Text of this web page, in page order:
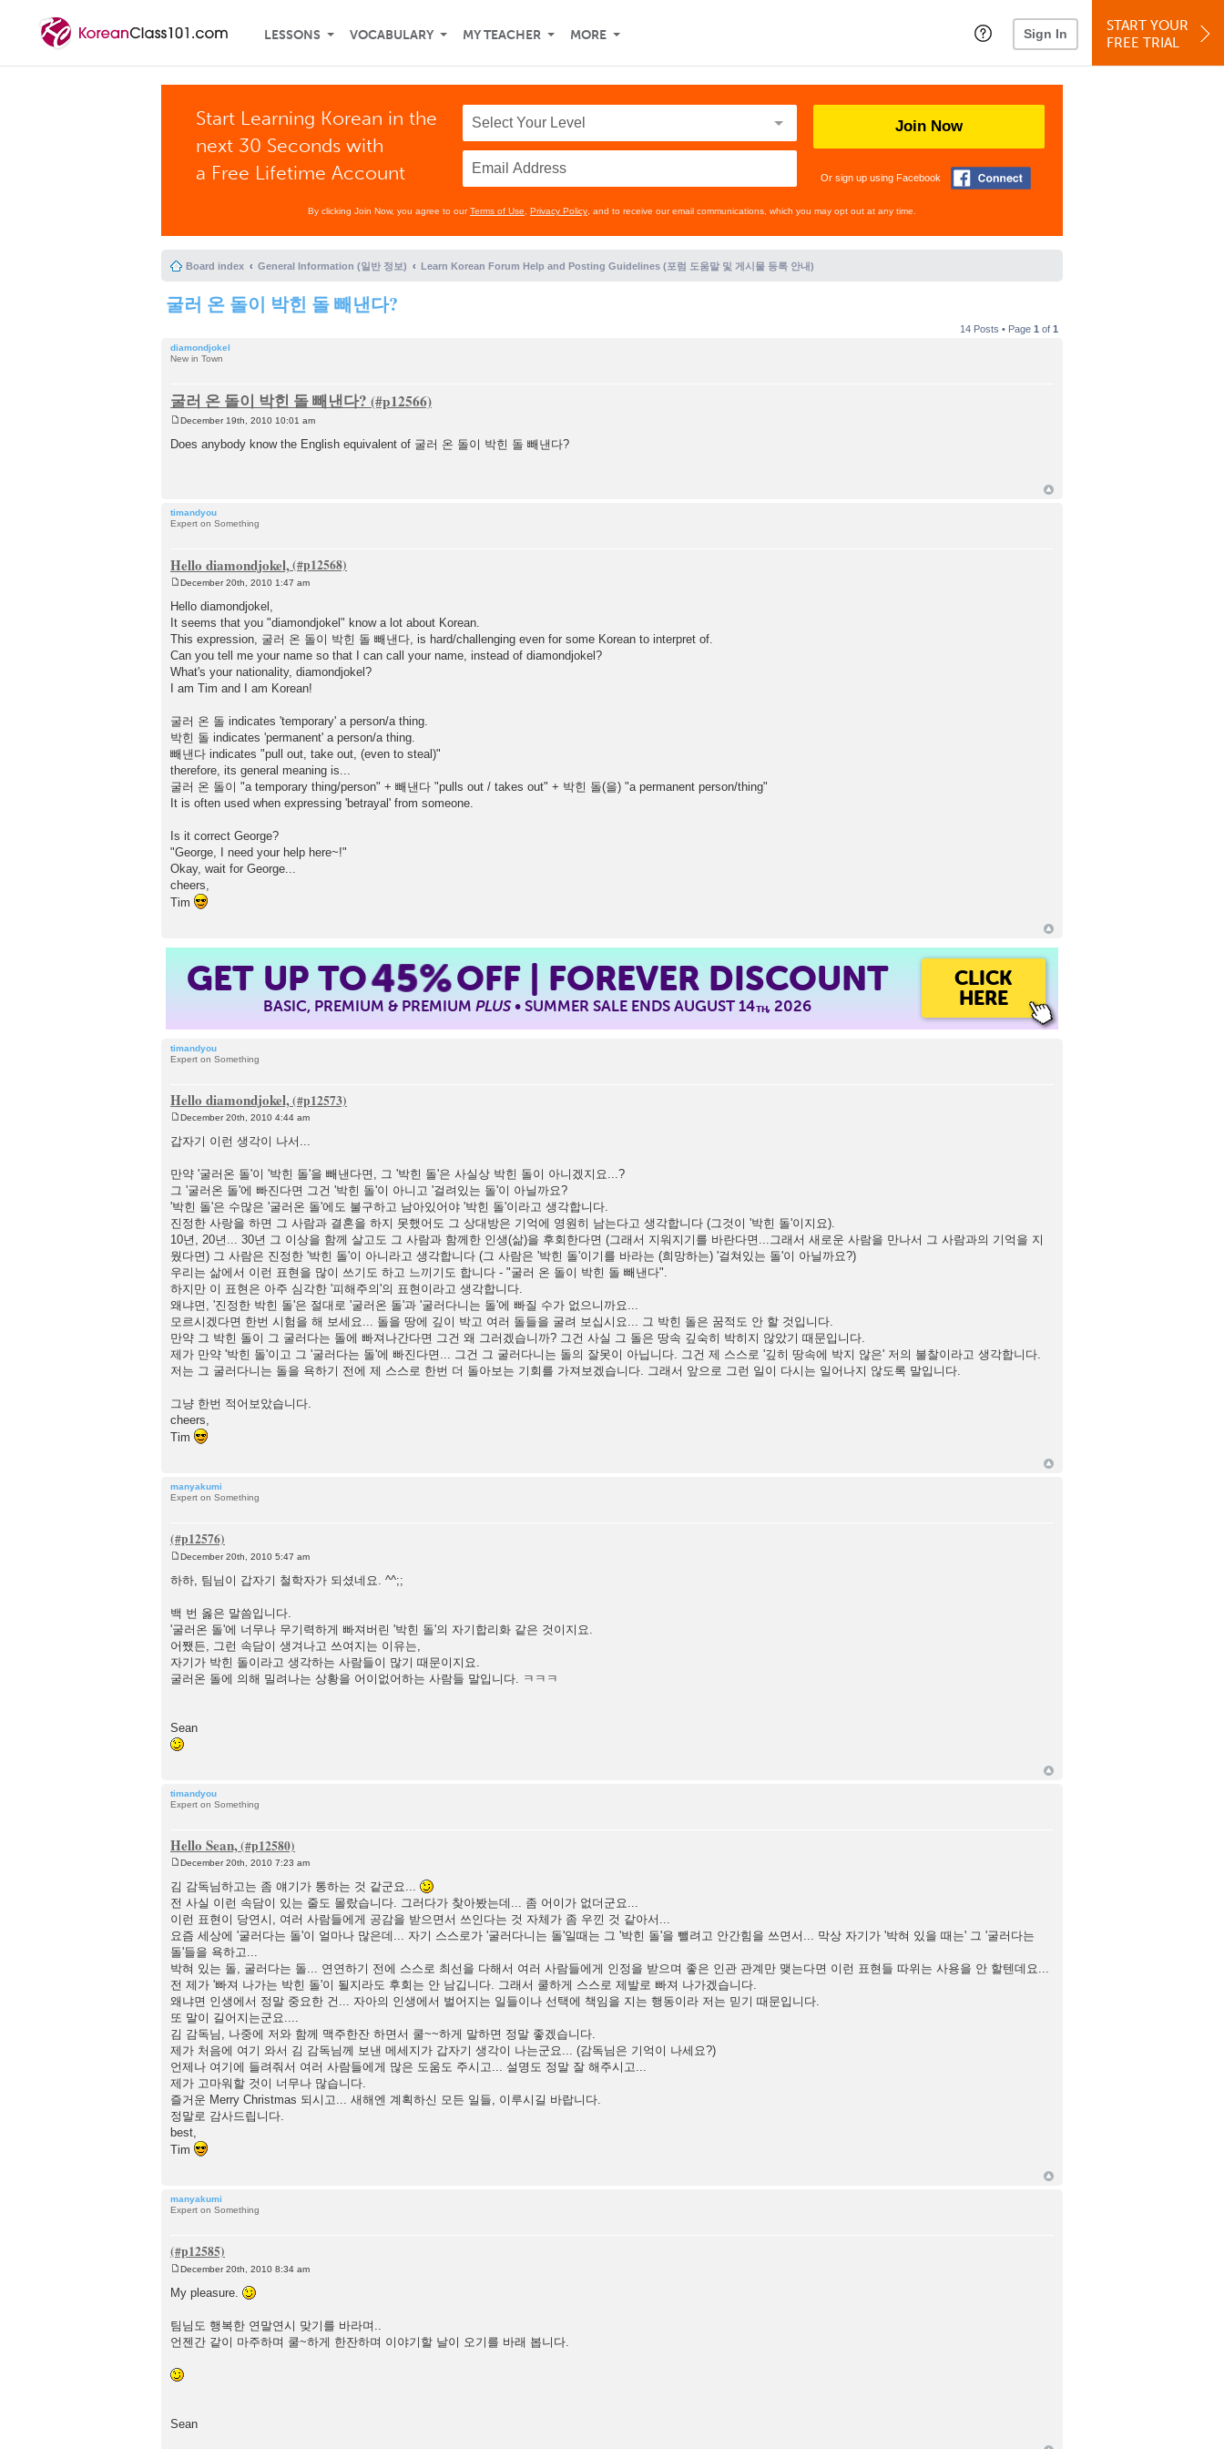
LESSONS VOCABULARY MY TEACHER MORE Sign In
START YOUR
FREE TRIAL
Start Learning Korean in the
next 30 Seconds with
a Free Lifetime Account
Join Now
Or sign up using Facebook
By clicking Join Now, you agree to ourTerms of Use Privacy Policy , and to receive our email communications, which you may opt out at any time.
Board index General Information (일반 정보) Learn Korean Forum Help and Posting Guidelines (포럼 도움말 및 게시물 등록 안내)
굴러 온 돌이 박힌 돌 빼낸다?
14 Posts • Page 1 of 1
diamondjokel
New in Town
굴러 온 돌이 박힌 돌 빼낸다?
s
December 19th, 2010 10:01 am
Does anybody know the English equivalent of 굴러 온 돌이 박힌 돌 빼낸다?
timandyou
Expert on Something
Hello diamondjokel,
o
s
t
December 20th, 2010 1:47 am
Hello diamondjokel,
It seems that you "diamondjokel" know a lot about Korean.
This expression, 굴러 온 돌이 박힌 돌 빼낸다, is hard/challenging even for some Korean to interpret of.
Can you tell me your name so that I can call your name, instead of diamondjokel?
What's your nationality, diamondjokel?
I am Tim and I am Korean!
굴러 온 돌 indicates 'temporary' a person/a thing.
박힌 돌 indicates 'permanent' a person/a thing.
빼낸다 indicates "pull out, take out, (even to steal)"
therefore, its general meaning is...
굴러 온 돌이 "a temporary thing/person" + 빼낸다 "pulls out / takes out" + 박힌 돌(을) "a permanent person/thing"
It is often used when expressing 'betrayal' from someone.
Is it correct George?
"George, I need your help here~!"
Okay, wait for George...
cheers,
Tim
GET UP TO45%OFF | FOREVER DISCOUNT
BASIC, PREMIUM & PREMIUMPLUS• SUMMER SALE ENDS AUGUST 14TH, 2026
CLICK
HERE
timandyou
Expert on Something
Hello diamondjokel,
o
s
December 20th, 2010 4:44 am
갑자기 이런 생각이 나서...
만약 '굴러온 돌'이 '박힌 돌'을 빼낸다면, 그 '박힌 돌'은 사실상 박힌 돌이 아니겠지요...?
그 '굴러온 돌'에 빠진다면 그건 '박힌 돌'이 아니고 '걸려있는 돌'이 아닐까요?
'박힌 돌'은 수많은 '굴러온 돌'에도 불구하고 남아있어야 '박힌 돌'이라고 생각합니다.
진정한 사랑을 하면 그 사람과 결혼을 하지 못했어도 그 상대방은 기억에 영원히 남는다고 생각합니다 (그것이 '박힌 돌'이지요).
10년, 20년... 30년 그 이상을 함께 살고도 그 사람과 함께한 인생(삶)을 후회한다면 (그래서 지워지기를 바란다면...그래서 새로운 사람을 만나서 그 사람과의 기억을 지
웠다면) 그 사람은 진정한 '박힌 돌'이 아니라고 생각합니다 (그 사람은 '박힌 돌'이기를 바라는 (희망하는) '걸쳐있는 돌'이 아닐까요?)
우리는 삶에서 이런 표현을 많이 쓰기도 하고 느끼기도 합니다 - "굴러 온 돌이 박힌 돌 빼낸다".
하지만 이 표현은 아주 심각한 '피해주의'의 표현이라고 생각합니다.
왜냐면, '진정한 박힌 돌'은 절대로 '굴러온 돌'과 '굴러다니는 돌'에 빠질 수가 없으니까요...
모르시겠다면 한번 시험을 해 보세요... 돌을 땅에 깊이 박고 여러 돌들을 굴려 보십시요... 그 박힌 돌은 꿈적도 안 할 것입니다.
만약 그 박힌 돌이 그 굴러다는 돌에 빠져나간다면 그건 왜 그러겠습니까? 그건 사실 그 돌은 땅속 깊숙히 박히지 않았기 때문입니다.
제가 만약 '박힌 돌'이고 그 '굴러다는 돌'에 빠진다면... 그건 그 굴러다니는 돌의 잘못이 아닙니다. 그건 제 스스로 '깊히 땅속에 박지 않은' 저의 불찰이라고 생각합니다.
저는 그 굴러다니는 돌을 욕하기 전에 제 스스로 한번 더 돌아보는 기회를 가져보겠습니다. 그래서 앞으로 그런 일이 다시는 일어나지 않도록 말입니다.
그냥 한번 적어보았습니다.
cheers,
Tim
manyakumi
Expert on Something
o
s
December 20th, 2010 5:47 am
하하, 팀님이 갑자기 철학자가 되셨네요. ^^;;
백 번 옳은 말씀입니다.
'굴러온 돌'에 너무나 무기력하게 빠져버린 '박힌 돌'의 자기합리화 같은 것이지요.
어쨌든, 그런 속담이 생겨나고 쓰여지는 이유는,
자기가 박힌 돌이라고 생각하는 사람들이 많기 때문이지요.
굴러온 돌에 의해 밀려나는 상황을 어이없어하는 사람들 말입니다. ㅋㅋㅋ
Sean
timandyou
Expert on Something
Hello Sean,
December 20th, 2010 7:23 am
김 감독님하고는 좀 얘기가 통하는 것 같군요...
전 사실 이런 속담이 있는 줄도 몰랐습니다. 그러다가 찾아봤는데... 좀 어이가 없더군요...
이런 표현이 당연시, 여러 사람들에게 공감을 받으면서 쓰인다는 것 자체가 좀 우낀 것 같아서...
요즘 세상에 '굴러다는 돌'이 얼마나 많은데... 자기 스스로가 '굴러다니는 돌'일때는 그 '박힌 돌'을 뺄려고 안간힘을 쓰면서... 막상 자기가 '박혀 있을 때는' 그 '굴러다는
돌'들을 욕하고...
박혀 있는 돌, 굴러다는 돌... 연연하기 전에 스스로 최선을 다해서 여러 사람들에게 인정을 받으며 좋은 인관 관계만 맺는다면 이런 표현들 따위는 사용을 안 할텐데요...
전 제가 '빠져 나가는 박힌 돌'이 될지라도 후회는 안 남깁니다. 그래서 쿨하게 스스로 제발로 빠져 나가겠습니다.
왜냐면 인생에서 정말 중요한 건... 자아의 인생에서 벌어지는 일들이나 선택에 책임을 지는 행동이라 저는 믿기 때문입니다.
또 말이 길어지는군요....
김 감독님, 나중에 저와 함께 맥주한잔 하면서 쿨~~하게 말하면 정말 좋겠습니다.
제가 처음에 여기 와서 김 감독님께 보낸 메세지가 갑자기 생각이 나는군요... (감독님은 기억이 나세요?)
언제나 여기에 들려줘서 여러 사람들에게 많은 도움도 주시고... 설명도 정말 잘 해주시고...
제가 고마워할 것이 너무나 많습니다.
즐거운 Merry Christmas 되시고... 새해엔 계획하신 모든 일들, 이루시길 바랍니다.
정말로 감사드립니다.
best,
Tim
manyakumi
Expert on Something
s
December 20th, 2010 8:34 am
My pleasure.
팀님도 행복한 연말연시 맞기를 바라며..
언젠간 같이 마주하며 쿨~하게 한잔하며 이야기할 날이 오기를 바래 봅니다.
Sean